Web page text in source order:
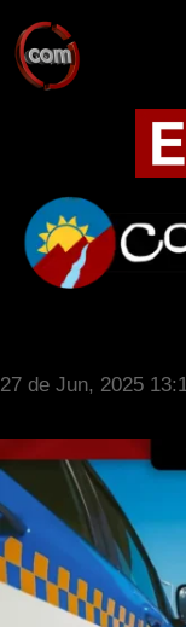
27 de Jun, 2025